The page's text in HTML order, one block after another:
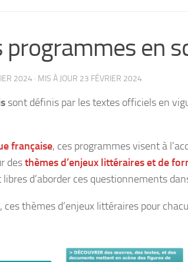
programmes en
2024 · MIS À JOUR 23 FÉVRIER 2024
sont définis par les textes officiels en
française, ces programmes visent à
desthèmes d’enjeux littéraires et de
d’aborder ces questionnements
, ces thèmes d’enjeux littéraires pour